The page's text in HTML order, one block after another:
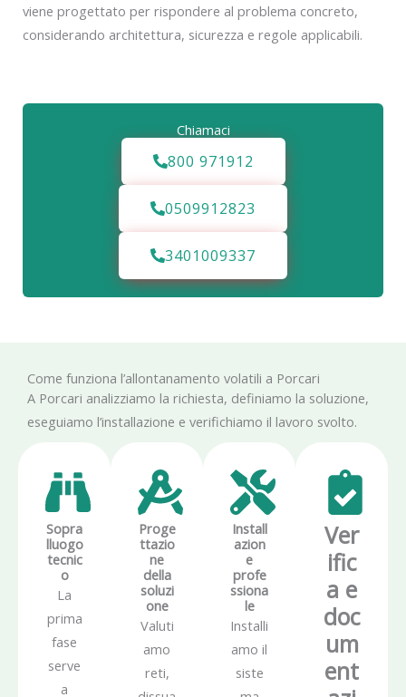
viene progettato per rispondere al problema concreto,
considerando architettura, sicurezza e regole applicabili.
Chiamaci
800 971912
0509912823
3401009337
Come funziona l’allontanamento volatili a Porcari
A Porcari analizziamo la richiesta, definiamo la soluzione,
eseguiamo l’installazione e verifichiamo il lavoro svolto.
Sopra
lluogo
tecnic
o
La
prima
fase
serve
a
Proge
ttazio
ne
della
soluzi
one
Valuti
amo
reti,
Install
azion
e
profe
ssiona
le
Installi
amo il
siste
Ver
ific
a e
doc
um
ent